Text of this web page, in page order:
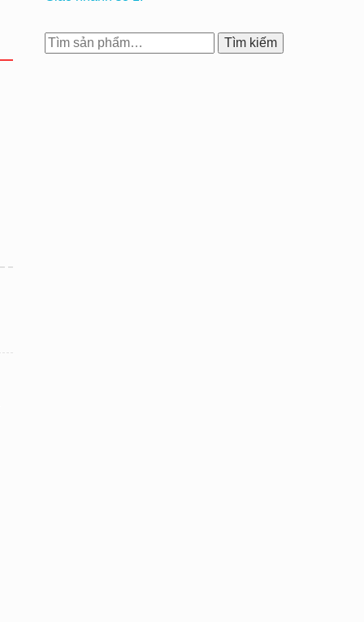
Tìm
kiếm:
Tìm kiếm